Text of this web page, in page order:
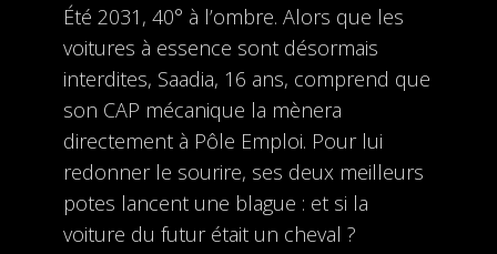
Été 2031, 40° à l’ombre. Alors que les
voitures à essence sont désormais
interdites, Saadia, 16 ans, comprend que
son CAP mécanique la mènera
directement à Pôle Emploi. Pour lui
redonner le sourire, ses deux meilleurs
potes lancent une blague : et si la
voiture du futur était un cheval ?